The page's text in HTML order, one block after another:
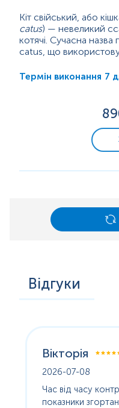
Кіт свійський, або
catus) — невеликий
котячі. Сучасна назва
catus, що
вже понад 9500 років
важливим джерелом
Термін виконання 7
Відгуки
Вікторія
2026-07-08
Час від часу
показники